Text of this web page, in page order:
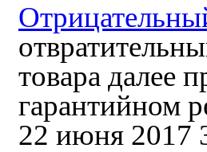
товара далее
гарантийном
22 июня 2017